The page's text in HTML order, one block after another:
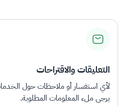
التعليقات والاقتراحات
لأي استفسار أو ملاحظات حول
يرجى ملء المعلومات المطلوبة.